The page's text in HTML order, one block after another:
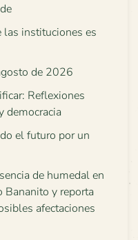
las instituciones es
de 2026
Reflexiones
democracia
el futuro por un
de humedal en
y reporta
afectaciones